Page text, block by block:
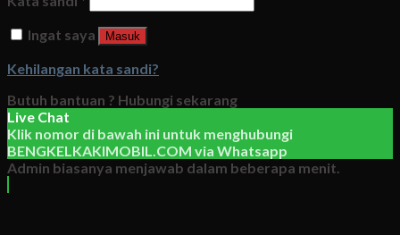
Ingat saya
Masuk
Kehilangan kata sandi?
Butuh bantuan ? Hubungi sekarang
Live Chat
Klik nomor di bawah ini untuk menghubungi
BENGKELKAKIMOBIL.COM via Whatsapp
Admin biasanya menjawab dalam beberapa menit.